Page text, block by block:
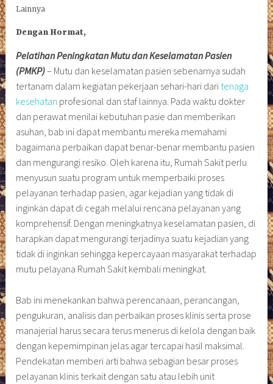
Lainnya
Dengan Hormat,
Pelatihan Peningkatan Mutu dan Keselamatan Pasien
(PMKP)– Mutu dan keselamatan pasien sebenarnya sudah
tertanam dalam kegiatan pekerjaan sehari-hari dari tenaga
kesehatan profesional dan staf lainnya. Pada waktu dokter
dan perawat menilai kebutuhan pasie dan memberikan
asuhan, bab ini dapat membantu mereka memahami
bagaimana perbaikan dapat benar-benar membantu pasien
dan mengurangi resiko. Oleh karena itu, Rumah Sakit perlu
menyusun suatu program untuk memperbaiki proses
pelayanan terhadap pasien, agar kejadian yang tidak di
inginkan dapat di cegah melalui rencana pelayanan yang
komprehensif. Dengan meningkatnya keselamatan pasien, di
harapkan dapat mengurangi terjadinya suatu kejadian yang
tidak di inginkan sehingga kepercayaan masyarakat terhadap
mutu pelayana Rumah Sakit kembali meningkat.
Bab ini menekankan bahwa perencanaan, perancangan,
pengukuran, analisis dan perbaikan proses klinis serta prose
manajerial harus secara terus menerus di kelola dengan baik
dengan kepemimpinan jelas agar tercapai hasil maksimal.
Pendekatan memberi arti bahwa sebagian besar proses
pelayanan klinis terkait dengan satu atau lebih unit